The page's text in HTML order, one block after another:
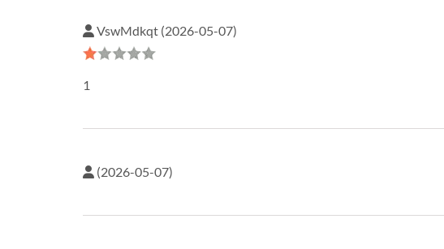
VswMdkqt (2026-05-07)
1
(2026-05-07)